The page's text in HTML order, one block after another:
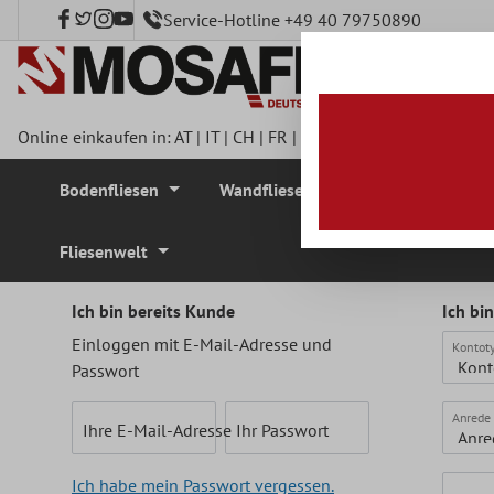
springen Service-Hotline +49 40 79750890
Online einkaufen in:AT| IT| CH | FR |
Bodenfliesen Wandfliesen
Fliesenwelt
Ich bin bereits Kunde
Einloggen mit E-Mail-Adresse und
Passwort
Ihre E-Mail-Adresse Ihr Passwort
Ich habe mein Passwort vergessen.
Ich
Anrede